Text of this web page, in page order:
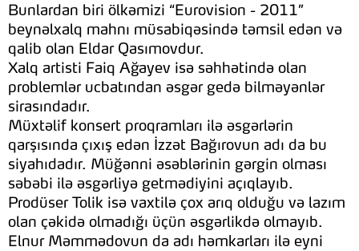
Bunlardan biri ölkəmizi “Eurovision - 2011”
beynəlxalq mahnı müsabiqəsində təmsil edən və
qalib olan Eldar Qasımovdur.
Xalq artisti Faiq Ağayev isə səhhətində olan
problemlər ucbatından əsgər gedə bilməyənlər
sirasındadır.
Müxtəlif konsert proqramları ilə əsgərlərin
qarşısında çıxış edən İzzət Bağırovun adı da bu
siyahıdadır. Müğənni əsəblərinin gərgin olması
səbəbi ilə əsgərliyə getmədiyini açıqlayıb.
Prodüser Tolik isə vaxtilə çox arıq olduğu və lazım
olan çəkidə olmadığı üçün əsgərlikdə olmayıb.
Elnur Məmmədovun da adı həmkarları ilə eyni